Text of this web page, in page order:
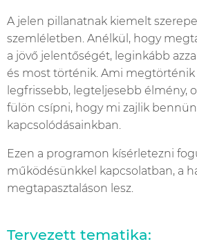
A jelen pillanatnak kiemelt
szemléletben. Anélkül, hogy
a jövő jelentőségét, leginkább
és most történik. Ami megtörténik
legfrissebb, legteljesebb élmény,
fülön csípni, hogy mi zajlik
kapcsolódásainkban.
Ezen a programon kísérletezni
működésünkkel kapcsolatban, a
megtapasztaláson lesz.
Tervezett tematika: